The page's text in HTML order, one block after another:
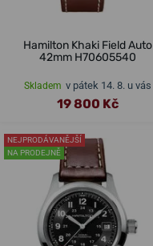
Hamilton Khaki Field Auto
42mm H70605540
Skladem v pátek 14. 8. u vás
19 800 Kč
NEJPRODÁVANĚJŠÍ
NA PRODEJNĚ